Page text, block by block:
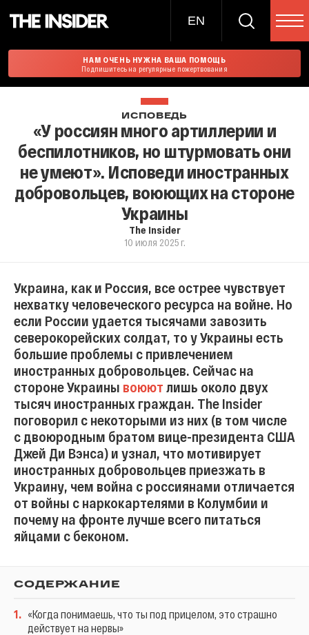
EN
НАМ ОЧЕНЬ НУЖНА ВАША ПОМОЩЬ
Подпишитесь на регулярные пожертвования
ИСПОВЕДЬ
«У россиян много артиллерии и
беспилотников, но штурмовать они
не умеют». Исповеди иностранных
добровольцев, воюющих на стороне
Украины
The Insider
10 июля 2025 г.
Украина, как и Россия, все острее чувствует
нехватку человеческого ресурса на войне. Но
если России удается тысячами завозить
северокорейских солдат, то у Украины есть
большие проблемы с привлечением
иностранных добровольцев. Сейчас на
стороне Украины воюют лишь около двух
тысяч иностранных граждан. The Insider
поговорил с некоторыми из них (в том числе
с двоюродным братом вице-президента США
Джей Ди Вэнса) и узнал, что мотивирует
иностранных добровольцев приезжать в
Украину, чем война с россиянами отличается
от войны с наркокартелями в Колумбии и
почему на фронте лучше всего питаться
яйцами с беконом.
СОДЕРЖАНИЕ
1. «Когда понимаешь, что ты под прицелом, это страшно
действует на нервы»